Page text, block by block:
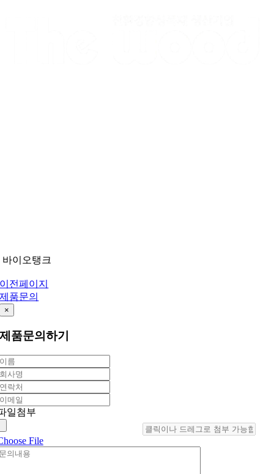
바이오탱크
이전페이지
제품문의
×
제품문의하기
일첨부
File